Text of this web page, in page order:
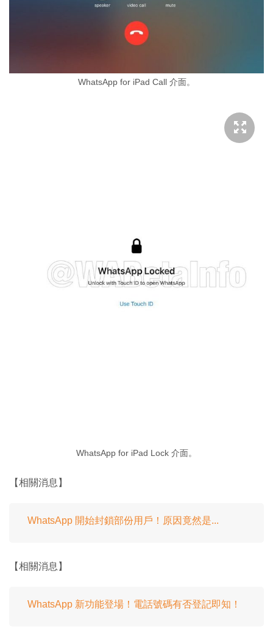
WhatsApp for iPad Call 介面。
WhatsApp for iPad Lock 介面。
【相關消息】
WhatsApp 開始封鎖部份用戶！原因竟然是...
【相關消息】
WhatsApp 新功能登場！電話號碼有否登記即知！